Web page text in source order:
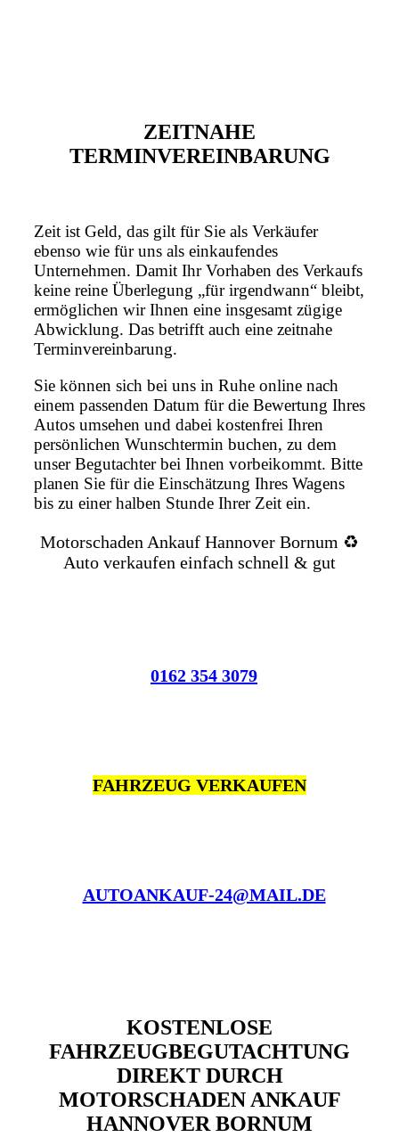
ZEITNAHE
TERMINVEREINBARUNG
Zeit ist Geld, das gilt für Sie als Verkäufer
ebenso wie für uns als einkaufendes
Unternehmen. Damit Ihr Vorhaben des Verkaufs
keine reine Überlegung „für irgendwann“ bleibt,
ermöglichen wir Ihnen eine insgesamt zügige
Abwicklung. Das betrifft auch eine zeitnahe
Terminvereinbarung.
Sie können sich bei uns in Ruhe online nach
einem passenden Datum für die Bewertung Ihres
Autos umsehen und dabei kostenfrei Ihren
persönlichen Wunschtermin buchen, zu dem
unser Begutachter bei Ihnen vorbeikommt. Bitte
planen Sie für die Einschätzung Ihres Wagens
bis zu einer halben Stunde Ihrer Zeit ein.
Motorschaden Ankauf Hannover Bornum ♻️
Auto verkaufen einfach schnell & gut
0162 354 3079
FAHRZEUG VERKAUFEN
AUTOANKAUF-24@MAIL.DE
KOSTENLOSE
FAHRZEUGBEGUTACHTUNG
DIREKT DURCH
MOTORSCHADEN ANKAUF
HANNOVER BORNUM